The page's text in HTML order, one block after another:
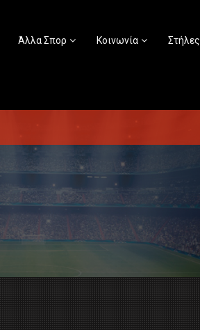
Άλλα Σπορ Κοινωνία Στήλες